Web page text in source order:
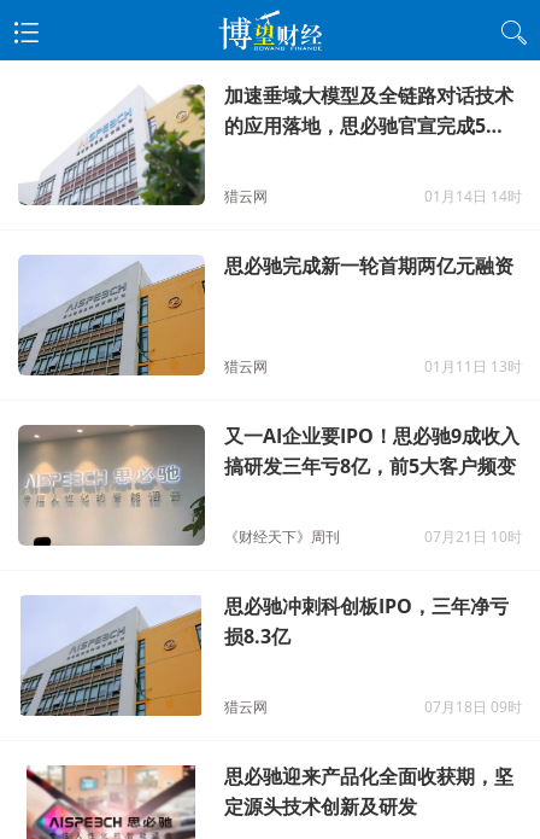
加速垂域大模型及全链路对话技术
的应用落地，思必驰官宣完成5亿
猎云网 01月14日 14时
思必驰完成新一轮首期两亿元融资
猎云网 01月11日 13时
又一AI企业要IPO！思必驰9成收入
搞研发三年亏8亿，前5大客户频变
《财经天下》周刊 07月21日 10时
思必驰冲刺科创板IPO，三年净亏
损8.3亿
猎云网 07月18日 09时
思必驰迎来产品化全面收获期，坚
定源头技术创新及研发